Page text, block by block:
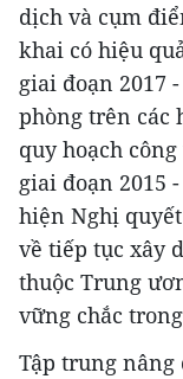
dịch và cụm
khai có hiệu
giai đoạn 2017
phòng trên các
quy hoạch
giai đoạn 2015
hiện Nghị
về tiếp tục xây
thuộc Trung
vững chắc
Tập trung